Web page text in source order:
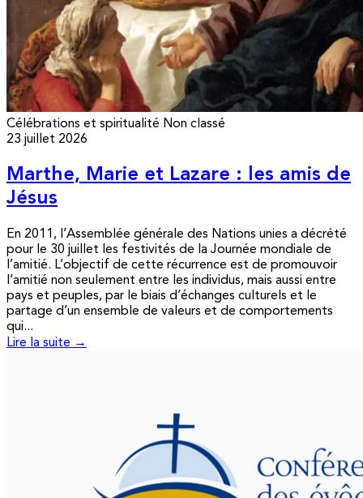
Célébrations et spiritualité Non classé
23 juillet 2026
Marthe, Marie et Lazare : les amis de
Jésus
En 2011, l’Assemblée générale des Nations unies a décrété
pour le 30 juillet les festivités de la Journée mondiale de
l’amitié. L’objectif de cette récurrence est de promouvoir
l’amitié non seulement entre les individus, mais aussi entre
pays et peuples, par le biais d’échanges culturels et le
partage d’un ensemble de valeurs et de comportements
qui...
Lire la suite →